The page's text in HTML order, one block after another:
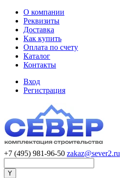
О компании
Реквизиты
Доставка
Как купить
Оплата по счету
Каталог
Контакты
Вход
Регистрация
+7 (495) 981-96-50 zakaz@sever2.ru